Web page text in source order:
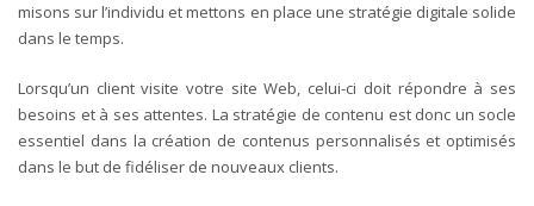
misons sur l’individu et mettons en place une stratégie digitale solide
dans le temps.
Lorsqu’un client visite votre site Web, celui-ci doit répondre à ses
besoins et à ses attentes. La stratégie de contenu est donc un socle
essentiel dans la création de contenus personnalisés et optimisés
dans le but de fidéliser de nouveaux clients.